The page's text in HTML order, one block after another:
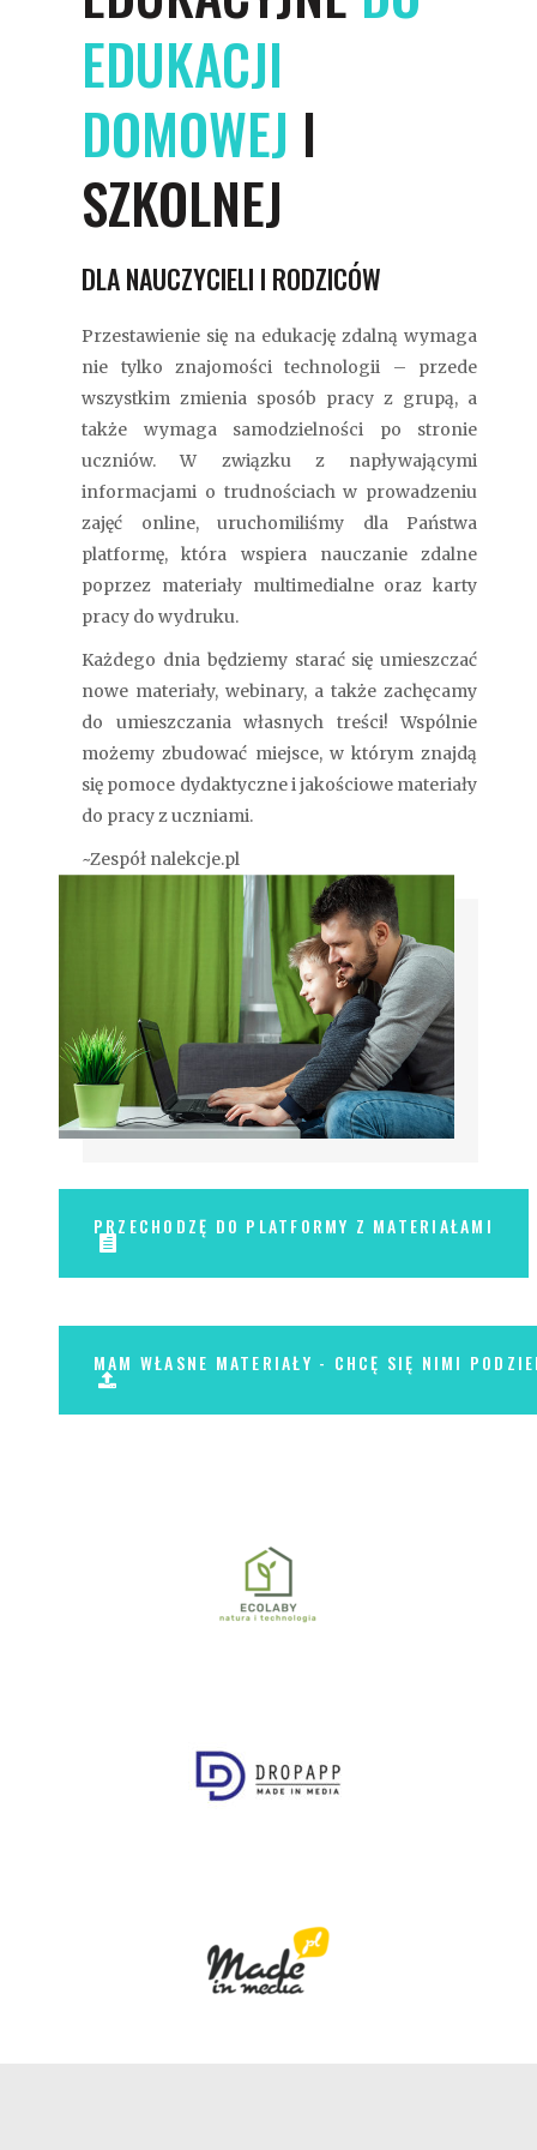
EDUKACJI
DOMOWEJ I
SZKOLNEJ
DLA NAUCZYCIELI I RODZICÓW
Przestawienie się na edukację zdalną wymaga
nie tylko znajomości technologii – przede
wszystkim zmienia sposób pracy z grupą, a
także wymaga samodzielności po stronie
uczniów. W związku z napływającymi
informacjami o trudnościach w prowadzeniu
zajęć online, uruchomiliśmy dla Państwa
platformę, która wspiera nauczanie zdalne
poprzez materiały multimedialne oraz karty
pracy do wydruku.
Każdego dnia będziemy starać się umieszczać
nowe materiały, webinary, a także zachęcamy
do umieszczania własnych treści! Wspólnie
możemy zbudować miejsce, w którym znajdą
się pomoce dydaktyczne i jakościowe materiały
do pracy z uczniami.
~Zespół nalekcje.pl
PRZECHODZĘ DO PLATFORMY Z MATERIAŁAMI
MAM WŁASNE MATERIAŁY - CHCĘ SIĘ NIMI